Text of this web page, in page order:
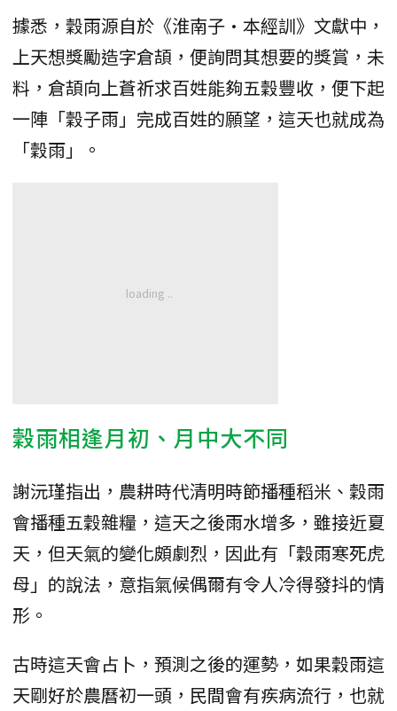
據悉，穀雨源自於《淮南子·本經訓》文獻中，
上天想獎勵造字倉頡，便詢問其想要的獎賞，未
料，倉頡向上蒼祈求百姓能夠五穀豐收，便下起
一陣「穀子雨」完成百姓的願望，這天也就成為
「穀雨」。
穀雨相逢月初、月中大不同
謝沅瑾指出，農耕時代清明時節播種稻米、穀雨
會播種五穀雜糧，這天之後雨水增多，雖接近夏
天，但天氣的變化頗劇烈，因此有「穀雨寒死虎
母」的說法，意指氣候偶爾有令人冷得發抖的情
形。
古時這天會占卜，預測之後的運勢，如果穀雨這
天剛好於農曆初一頭，民間會有疾病流行，也就